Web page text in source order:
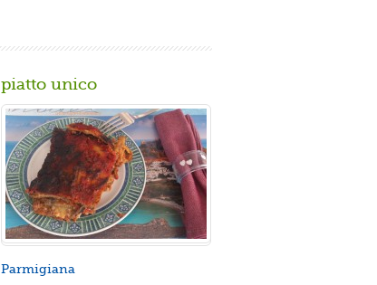
piatto unico
Parmigiana